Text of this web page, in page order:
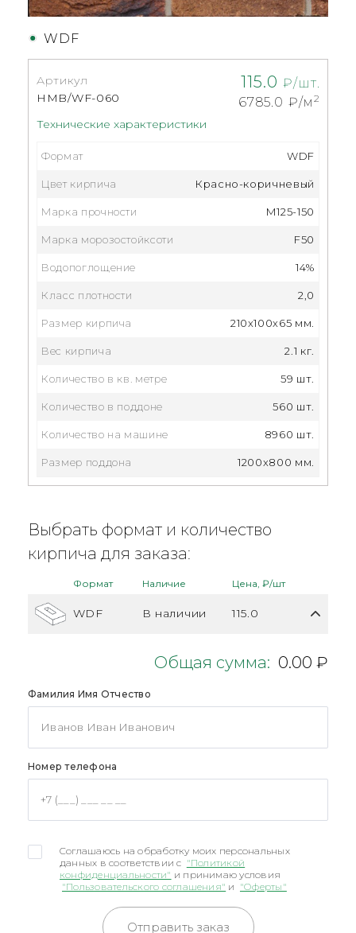
115.0 ₽/шт.
6785.0 ₽/м2
WDF
Технические характеристики
Артикул
HMB/WF-060
Формат WDF
Цвет кирпича Красно-коричневый
Марка прочности М125-150
Марка морозостойксоти F50
Водопоглощение 14%
Класс плотности 2,0
Размер кирпича 210x100x65 мм.
Вес кирпича 2.1 кг.
Количество в кв. метре 59 шт.
Количество в поддоне 560 шт.
Количество на машине 8960 шт.
Размер поддона 1200x800 мм.
Выбрать формат и количество
кирпича для заказа:
Формат Наличие Цена, ₽/шт
WDF В наличии 115.0
Общая сумма: 0.00 ₽
Фамилия Имя Отчество
Номер телефона
Соглашаюсь на обработку моих персональных
данных в соответствии с "Политикой
конфиденциальности" и принимаю условия
"Пользовательского соглашения" и "Оферты"
Отправить заказ